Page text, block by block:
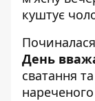
куштує
День
сватання